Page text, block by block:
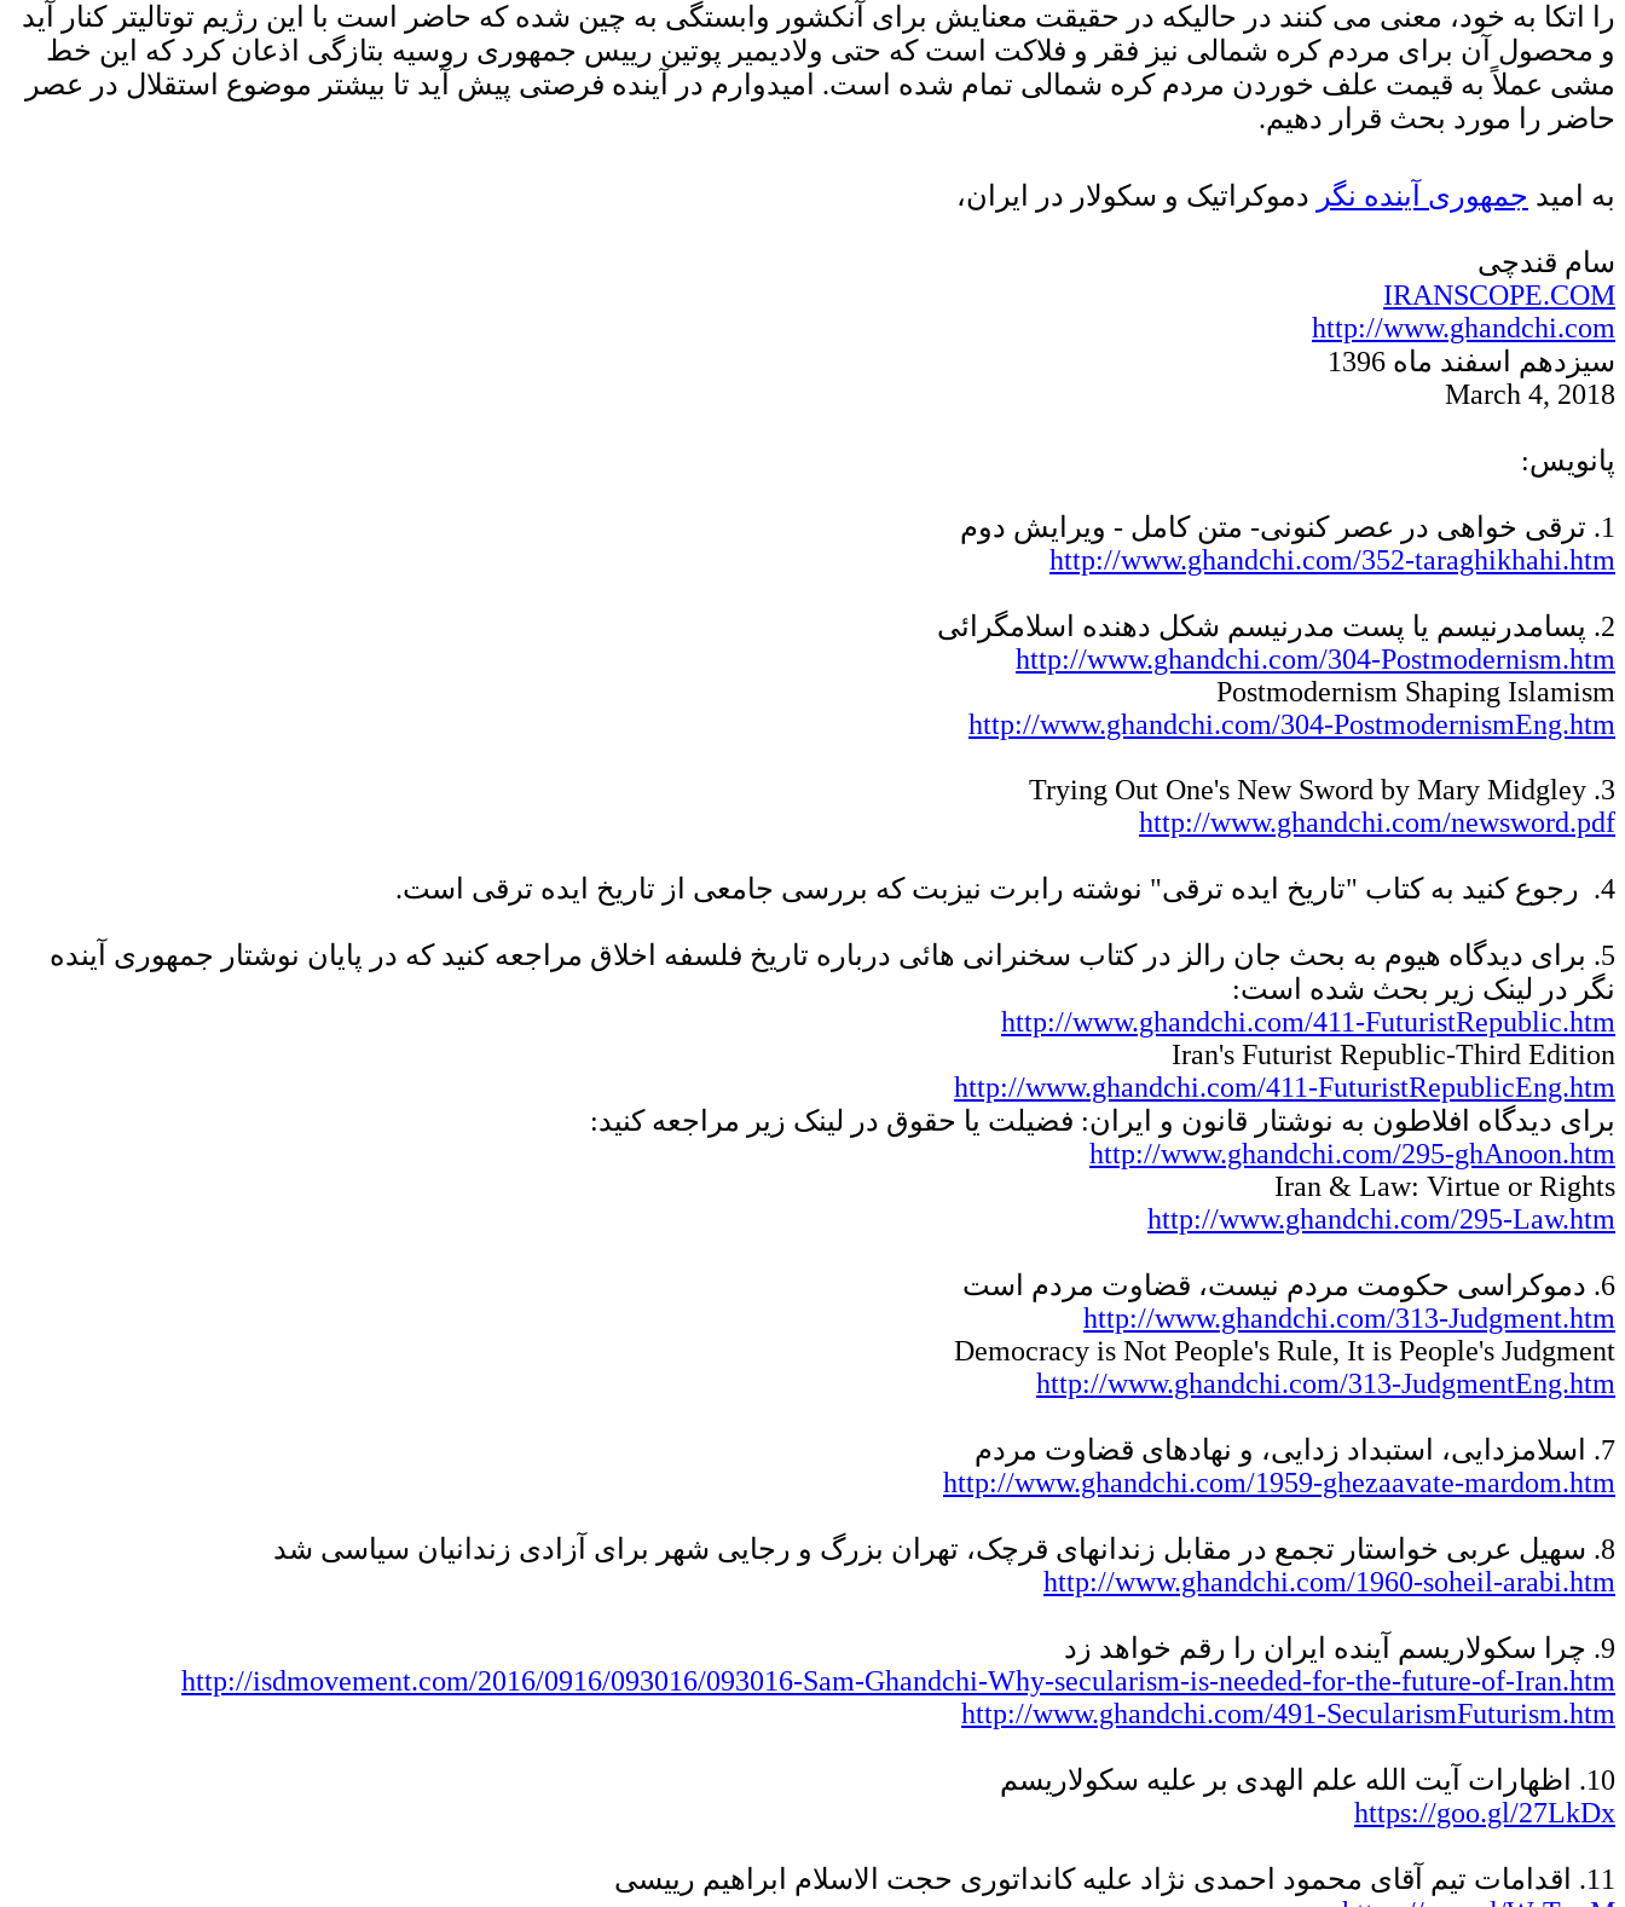
را اتکا به خود، معنی می کنند در حالیکه در حقیقت معنایش برای آنکشور وابستگی به چین شده که حاضر است با این رژیم توتالیتر کنار آید
و محصول آن برای مردم کره شمالی نیز فقر و فلاکت است که حتی ولادیمیر پوتین رییس جمهوری روسیه بتازگی اذعان کرد که این خط
مشی عملاً به قیمت علف خوردن مردم کره شمالی تمام شده است. امیدوارم در آینده فرصتی پیش آید تا بیشتر موضوع استقلال در عصر
حاضر را مورد بحث قرار دهیم.
به امید جمهوری آینده نگر دموکراتیک و سکولار در ایران،
سام قندچی
IRANSCOPE.COM
http://www.ghandchi.com
سیزدهم اسفند ماه 1396
March 4, 2018
پانویس:
1. ترقی خواهی در عصر کنونی- متن کامل - ویرایش دوم
http://www.ghandchi.com/352-taraghikhahi.htm
2. پسامدرنیسم یا پست مدرنیسم شکل دهنده اسلامگرائی
http://www.ghandchi.com/304-Postmodernism.htm
Postmodernism Shaping Islamism
http://www.ghandchi.com/304-PostmodernismEng.htm
3. Trying Out One's New Sword by Mary Midgley
http://www.ghandchi.com/newsword.pdf
4. رجوع کنید به کتاب "تاریخ ایده ترقی" نوشته رابرت نیزبت که بررسی جامعی از تاریخ ایده ترقی است.
5. برای دیدگاه هیوم به بحث جان رالز در کتاب سخنرانی هائی درباره تاریخ فلسفه اخلاق مراجعه کنید که در پایان نوشتار جمهوری آینده
نگر در لینک زیر بحث شده است:
http://www.ghandchi.com/411-FuturistRepublic.htm
Iran's Futurist Republic-Third Edition
http://www.ghandchi.com/411-FuturistRepublicEng.htm
برای دیدگاه افلاطون به نوشتار قانون و ايران: فضيلت يا حقوق در لینک زیر مراجعه کنید:
http://www.ghandchi.com/295-ghAnoon.htm
Iran & Law: Virtue or Rights
http://www.ghandchi.com/295-Law.htm
6. دموکراسی حکومت مردم نیست، قضاوت مردم است
http://www.ghandchi.com/313-Judgment.htm
Democracy is Not People's Rule, It is People's Judgment
http://www.ghandchi.com/313-JudgmentEng.htm
7. اسلامزدایی، استبداد زدایی، و نهادهای قضاوت مردم
http://www.ghandchi.com/1959-ghezaavate-mardom.htm
8. سهیل عربی خواستار تجمع در مقابل زندانهای قرچک، تهران بزرگ و رجایی شهر برای آزادی زندانیان سیاسی شد
http://www.ghandchi.com/1960-soheil-arabi.htm
9. چرا سکولاريسم آينده ايران را رقم خواهد زد
http://isdmovement.com/2016/0916/093016/093016-Sam-Ghandchi-Why-secularism-is-needed-for-the-future-of-Iran.htm
http://www.ghandchi.com/491-SecularismFuturism.htm
10.
اظهارات آیت الله علم الهدی بر علیه سکولاریسم
https://goo.gl/27LkDx
11. اقدامات تیم آقای محمود احمدی نژاد علیه کانداتوری حجت الاسلام ابراهیم رییسی